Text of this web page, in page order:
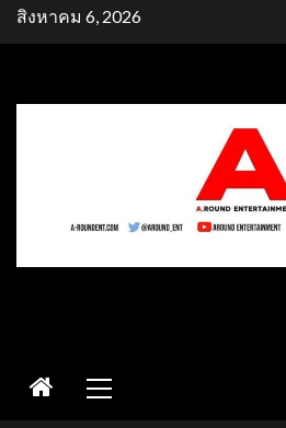
Skipสิงหาคม 6, 2026
Menu